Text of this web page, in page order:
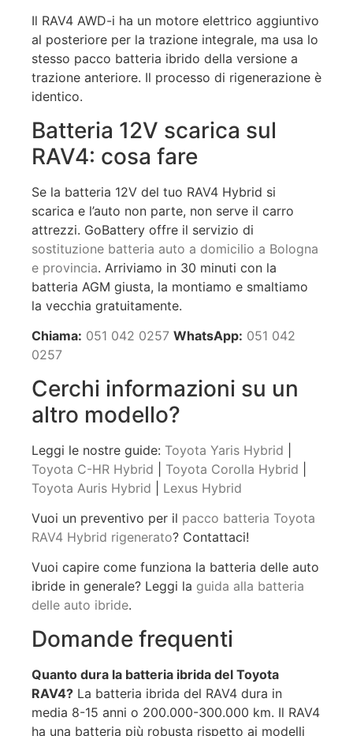
Il RAV4 AWD-i ha un motore elettrico aggiuntivo
al posteriore per la trazione integrale, ma usa lo
stesso pacco batteria ibrido della versione a
trazione anteriore. Il processo di rigenerazione è
identico.
Batteria 12V scarica sul
RAV4: cosa fare
Se la batteria 12V del tuo RAV4 Hybrid si
scarica e l’auto non parte, non serve il carro
attrezzi. GoBattery offre il servizio di
sostituzione batteria auto a domicilio a Bologna
e provincia. Arriviamo in 30 minuti con la
batteria AGM giusta, la montiamo e smaltiamo
la vecchia gratuitamente.
Chiama: 051 042 0257 WhatsApp: 051 042
0257
Cerchi informazioni su un
altro modello?
Leggi le nostre guide: Toyota Yaris Hybrid
Toyota C-HR Hybrid
Toyota Corolla Hybrid
Toyota Auris Hybrid
Lexus Hybrid
Vuoi un preventivo per il pacco batteria Toyota
RAV4 Hybrid rigenerato? Contattaci!
Vuoi capire come funziona la batteria delle auto
ibride in generale? Leggi la guida alla batteria
delle auto ibride.
Domande frequenti
Quanto dura la batteria ibrida del Toyota
RAV4? La batteria ibrida del RAV4 dura in
media 8-15 anni o 200.000-300.000 km. Il RAV4
ha una batteria più robusta rispetto ai modelli